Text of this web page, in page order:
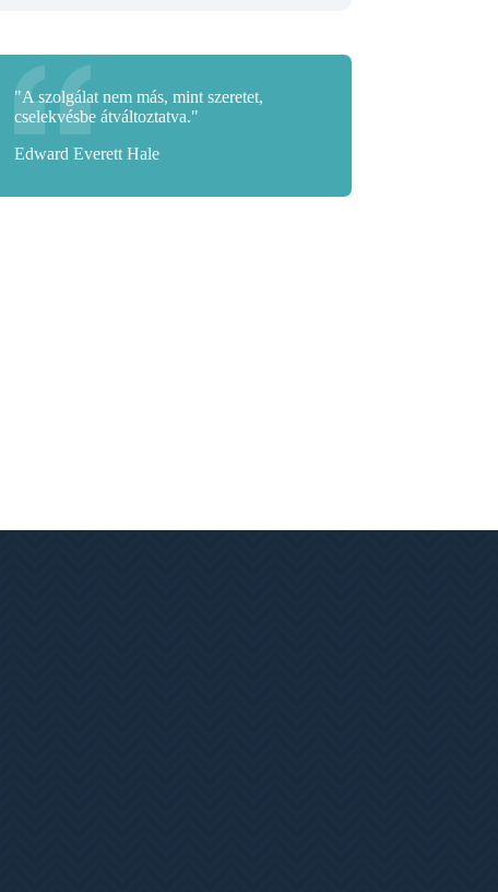
"A szolgálat nem más, mint szeretet,
cselekvésbe átváltoztatva."
Edward Everett Hale